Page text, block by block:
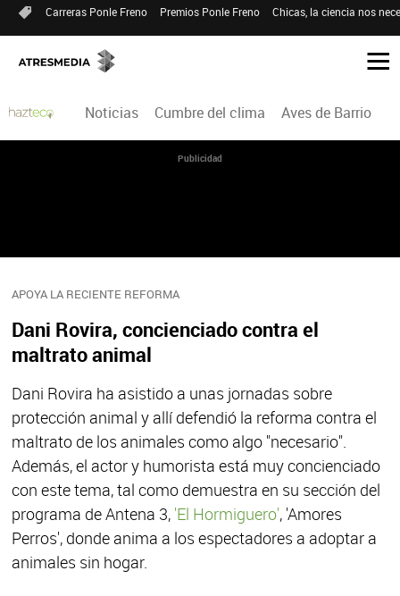
Carreras Ponle Freno Premios Ponle Freno Chicas, la ciencia nos
Noticias Cumbre del clima Aves de Barrio
Publicidad
APOYA LA RECIENTE REFORMA
Dani Rovira, concienciado contra el
maltrato animal
Dani Rovira ha asistido a unas jornadas sobre
protección animal y allí defendió la reforma contra el
maltrato de los animales como algo "necesario".
Además, el actor y humorista está muy concienciado
con este tema, tal como demuestra en su sección del
programa de Antena 3, 'El Hormiguero', 'Amores
Perros', donde anima a los espectadores a adoptar a
animales sin hogar.